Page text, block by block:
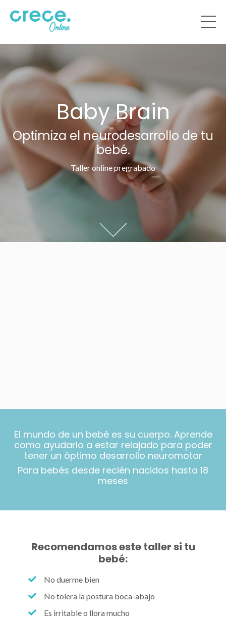
Baby Brain
Optimiza el neurodesarrollo de tu
bebé.
Taller online pregrabado
El mundo de un bebé es su cuerpo. Aprende
como ayudarlo a estar relajado para poder
tener un óptimo desarrollo neuromotor
Para bebés desde recién nacidos hasta 18
meses
Recomendamos este taller si tu
bebé:
No duerme bien
No tolera la postura boca-abajo
Es irritable o llora mucho